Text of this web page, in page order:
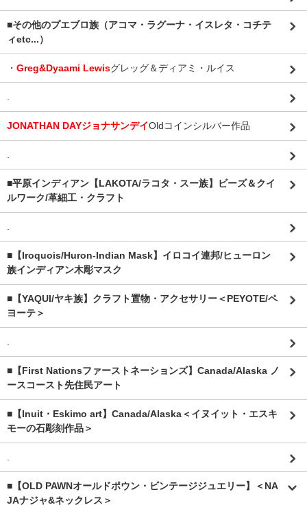
■その他のプエブロ族（アコマ・ラグーナ・イスレタ・コチテ
ィetc...）
・ Greg&Dyaami Lewisグレッグ＆ディアミ・ルイス
JONATHAN DAYジョナサンデイOldコインシルバー作品
■平原インディアン【LAKOTA/ラコタ・スー族】ビーズ＆クイ
ルワーク/革細工・クラフト
■【Iroquois/Huron-Indian Mask】イロコイ連邦/ヒューロン
族インディアン木彫マスク
■【YAQUI/ヤキ族】クラフト置物・アクセサリー＜PEYOTE/ペ
ヨーテ＞
■【First Nationsファーストネーションズ】Canada/Alaska ノ
ースコースト先住民アート
■【Inuit・Eskimo art】Canada/Alaska＜イヌイット・エスキ
モーの石彫刻作品＞
■【OLD PAWNオールドポウン・ビンテージジュエリー】＜NA
JAナジャ&ネックレス＞